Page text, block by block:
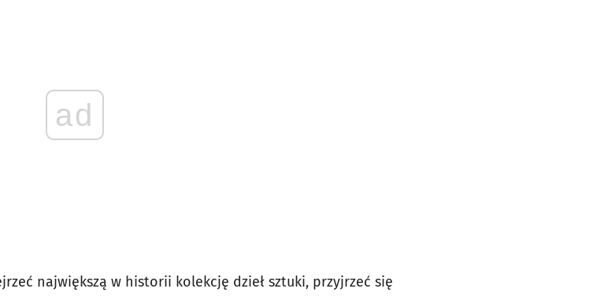
ad
największą w historii kolekcję dzieł sztuki, przyjrzeć się